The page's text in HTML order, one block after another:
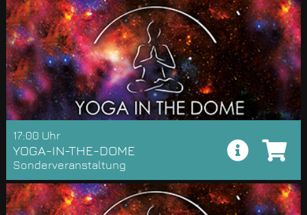
17:00 Uhr
YOGA-IN-THE-DOME
Sonderveranstaltung